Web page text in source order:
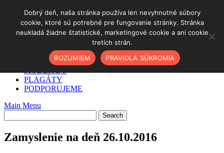
contentDOMOV
✓ AKO NA TO
PODCAST
PLAGÁTY
PODPORUJEME
Main Menu
Zamyslenie na deň 26.10.2016
Dobrý deň, naša stránka používa len nevyhnutné súbory
cookie, ktoré sú potrebné pre fungovanie stránky. Stránka
neukladá žiadne štatistické, marketingové cookie a ani cookie
tretích strán.
ROZUMIEM
PRAVIDLÁ SÚKROMIA